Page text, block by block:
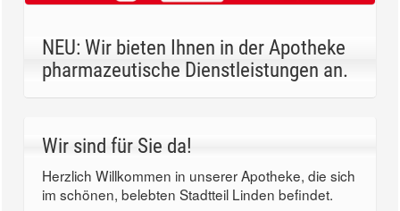
NEU: Wir bieten Ihnen in der Apotheke
pharmazeutische Dienstleistungen an.
Wir sind für Sie da!
Herzlich Willkommen in unserer Apotheke, die sich
im schönen, belebten Stadtteil Linden befindet.